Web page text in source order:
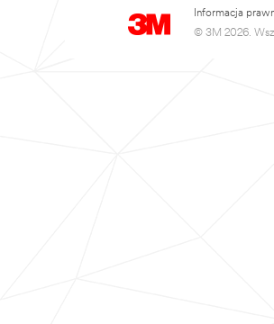
Informacja
© 3M 2026.